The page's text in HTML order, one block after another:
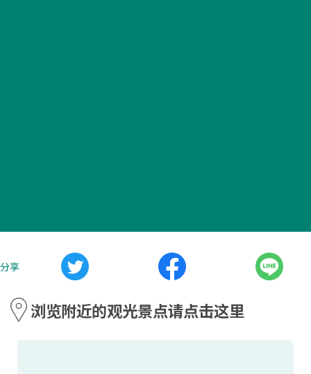
分享
浏览附近的观光景点请点击这里